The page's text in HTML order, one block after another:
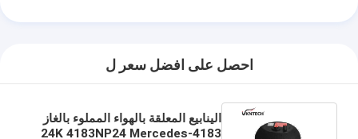
احصل على افضل سعر ل
الينابيع المعلقة بالهواء المملوء بالغاز
4183-24K 4183NP24 Mercedes